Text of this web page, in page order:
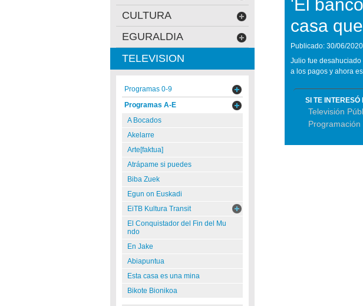
'El
casa
Publicado: 30/06/2020
Julio fue desahuciado
a los pagos y ahora
SI TE INTERESÓ
Televisión
Programación
CULTURA
EGURALDIA
TELEVISION
Programas 0-9
Programas A-E
A Bocados
Akelarre
Arte[faktua]
Atrápame si puedes
Biba Zuek
Egun on Euskadi
EiTB Kultura Transit
El Conquistador del Fin del Mu
ndo
En Jake
Abiapuntua
Esta casa es una mina
Bikote Bionikoa